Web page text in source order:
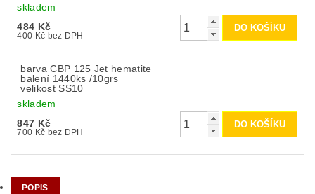
skladem
484 Kč
400 Kč bez DPH
barva CBP 125 Jet hematite
balení 1440ks /10grs
velikost SS10
skladem
847 Kč
700 Kč bez DPH
POPIS